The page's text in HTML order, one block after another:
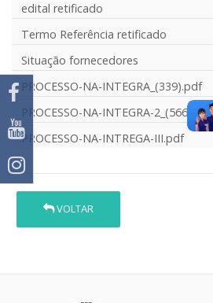
edital retificado
Termo Referência retificado
Situação fornecedores
PROCESSO-NA-INTEGRA_(339).pdf
PROCESSO-NA-INTEGRA-2_(566).pdf
PROCESSO-NA-INTREGA-III.pdf
VOLTAR